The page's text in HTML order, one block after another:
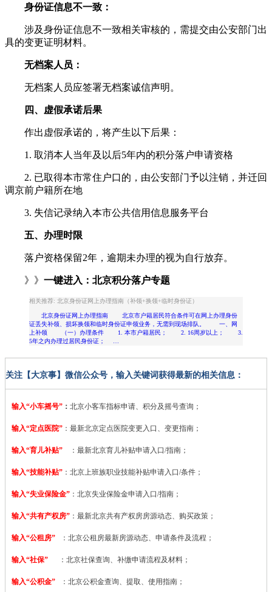
身份证信息不一致：
涉及身份证信息不一致相关审核的，需提交由公安部门出
具的变更证明材料。
无档案人员：
无档案人员应签署无档案诚信声明。
四、虚假承诺后果
作出虚假承诺的，将产生以下后果：
1. 取消本人当年及以后5年内的积分落户申请资格
2. 已取得本市常住户口的，由公安部门予以注销，并迁回
调京前户籍所在地
3. 失信记录纳入本市公共信用信息服务平台
五、办理时限
落户资格保留2年，逾期未办理的视为自行放弃。
》》 一键进入： 北京积分落户专题
相关推荐: 北京身份证网上办理指南（补领+换领+临时身份证）
北京身份证网上办理指南 北京市户籍居民符合条件可在网上办理身份
证丢失补领、损坏换领和临时身份证申领业务，无需到现场排队。 一、网
上补领 （一）办理条件 1. 本市户籍居民； 2. 16周岁以上； 3.
5年之内办理过居民身份证； …
关注【大京事】微信公众号，输入关键词获得最新的相关信息：
输入“小车摇号” ： 北京小客车指标申请、积分及摇号查询；
输入“定点医院” ： 最新北京定点医院变更入口、变更指南；
输入“育儿补贴” ：最新北京育儿补贴申请入口/指南；
输入“技能补贴” ： 北京上班族职业技能补贴申请入口/条件；
输入“失业保险金” ：北京失业保险金申请入口/指南；
输入“共有产权房” ：最新北京共有产权房房源动态、购买政策；
输入“公租房” ：北京公租房最新房源动态、申请条件及流程；
输入“社保” ：北京社保查询、补缴申请流程及材料；
输入“公积金” ：北京公积金查询、提取、使用指南；